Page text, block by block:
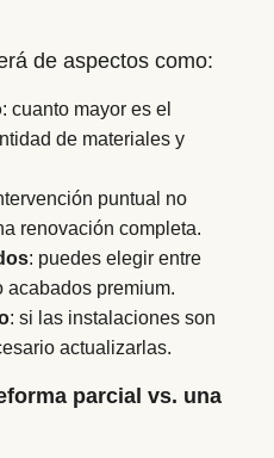
de aspectos como:
: cuanto mayor es el
de materiales y
puntual no
renovación completa.
: puedes elegir entre
acabados premium.
: si las instalaciones son
actualizarlas.
parcial vs. una